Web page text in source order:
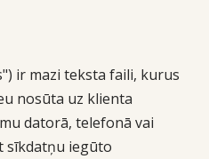
ir mazi teksta faili, kurus
nosūta uz klienta
datorā, telefonā vai
sīkdatņu iegūto